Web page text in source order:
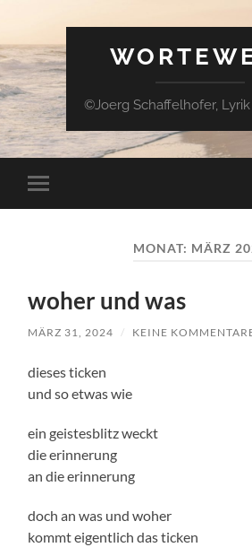
©Joerg Schaffelhofer,
Mobile-
Menü
MONAT: MÄRZ
woher und was
MÄRZ 31, 2024 / KEINE
dieses ticken
und so etwas wie
ein geistesblitz weckt
die erinnerung
an die erinnerung
doch an was und woher
kommt eigentlich das ticken